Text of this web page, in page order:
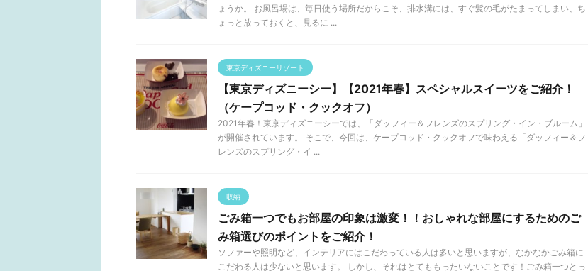
ょうか。 お風呂場は、毎日使う場所だからこそ、排水溝には、すぐ髪の毛がたまってしまい、ち
ょっと放っておくと、見るに ...
東京ディズニーリゾート
【東京ディズニーシー】【2021年春】スペシャルスイーツをご紹介！
（ケープコッド・クックオフ）
2021年春！東京ディズニーシーでは、「ダッフィー＆フレンズのスプリング・イン・ブルーム」
が開催されています。 そこで、今回は、ケープコッド・クックオフで味わえる「ダッフィー＆フ
レンズのスプリング・イ ...
収納
ごみ箱一つでもお部屋の印象は激変！！おしゃれな部屋にするためのご
み箱選びのポイントをご紹介！
ソファーや照明など、インテリアにはこだわっている人は多いと思いますが、なかなかごみ箱に
こだわる人は少ないと思います。 しかし、それはとてももったいないことです！ごみ箱一つとっ